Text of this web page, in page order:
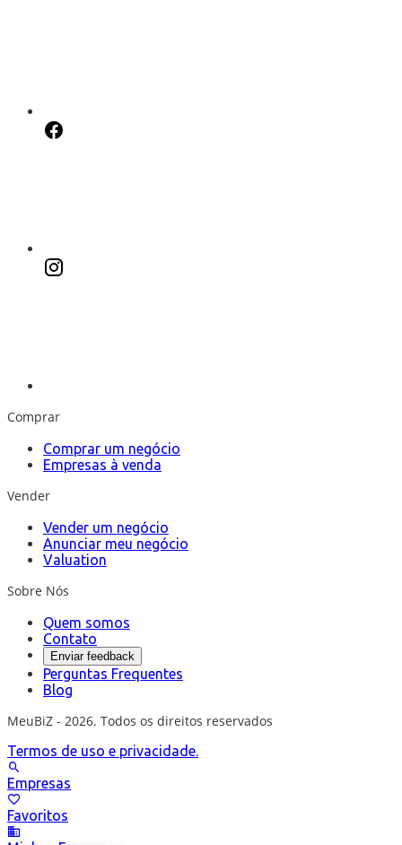
Comprar
Comprar um negócio
Empresas à venda
Vender
Vender um negócio
Anunciar meu negócio
Valuation
Sobre Nós
Quem somos
Contato
Enviar feedback
Perguntas Frequentes
Blog
MeuBiZ - 2026. Todos os direitos reservados
Termos de uso e privacidade.
Empresas
Favoritos